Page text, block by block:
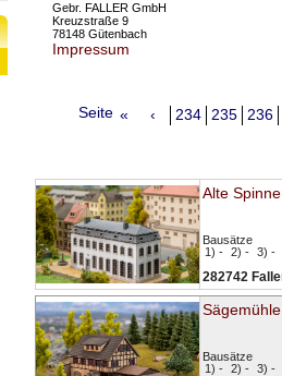
Gebr. FALLER GmbH
Kreuzstraße 9
78148 Gütenbach
Impressum
Seite « ‹ 234 235 236
Alte
Bausätze
1) - 2) - 3) -
282742
Sägemühle
Bausätze
1) - 2) - 3) -